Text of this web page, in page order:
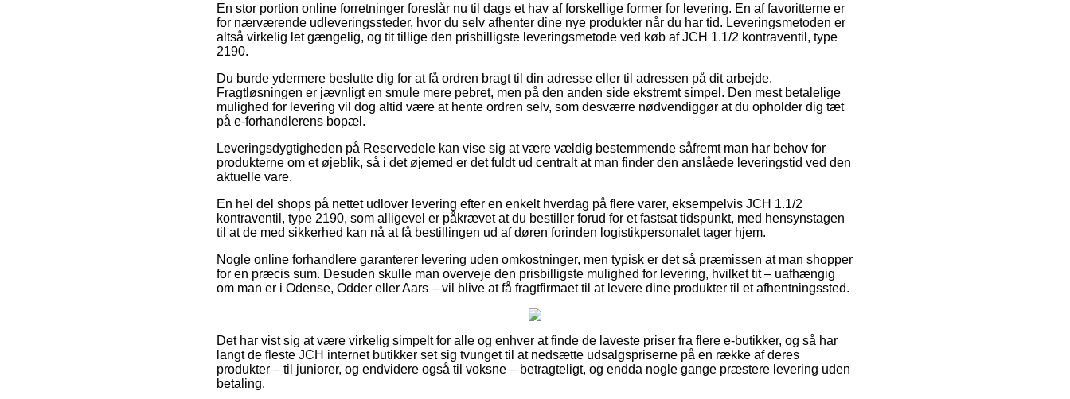
En stor portion online forretninger foreslår nu til dags et hav af forskellige former for levering. En af favoritterne er
for nærværende udleveringssteder, hvor du selv afhenter dine nye produkter når du har tid. Leveringsmetoden er
altså virkelig let gængelig, og tit tillige den prisbilligste leveringsmetode ved køb af JCH 1.1/2 kontraventil, type
2190.
Du burde ydermere beslutte dig for at få ordren bragt til din adresse eller til adressen på dit arbejde.
Fragtløsningen er jævnligt en smule mere pebret, men på den anden side ekstremt simpel. Den mest betalelige
mulighed for levering vil dog altid være at hente ordren selv, som desværre nødvendiggør at du opholder dig tæt
på e-forhandlerens bopæl.
Leveringsdygtigheden på Reservedele kan vise sig at være vældig bestemmende såfremt man har behov for
produkterne om et øjeblik, så i det øjemed er det fuldt ud centralt at man finder den anslåede leveringstid ved den
aktuelle vare.
En hel del shops på nettet udlover levering efter en enkelt hverdag på flere varer, eksempelvis JCH 1.1/2
kontraventil, type 2190, som alligevel er påkrævet at du bestiller forud for et fastsat tidspunkt, med hensynstagen
til at de med sikkerhed kan nå at få bestillingen ud af døren forinden logistikpersonalet tager hjem.
Nogle online forhandlere garanterer levering uden omkostninger, men typisk er det så præmissen at man shopper
for en præcis sum. Desuden skulle man overveje den prisbilligste mulighed for levering, hvilket tit – uafhængig
om man er i Odense, Odder eller Aars – vil blive at få fragtfirmaet til at levere dine produkter til et afhentningssted.
Det har vist sig at være virkelig simpelt for alle og enhver at finde de laveste priser fra flere e-butikker, og så har
langt de fleste JCH internet butikker set sig tvunget til at nedsætte udsalgspriserne på en række af deres
produkter – til juniorer, og endvidere også til voksne – betragteligt, og endda nogle gange præstere levering uden
betaling.